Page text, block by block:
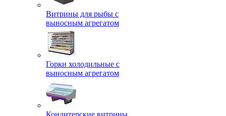
Витрины для рыбы с
выносным агрегатом
Горки холодильные с
выносным агрегатом
Кондитерские витрины